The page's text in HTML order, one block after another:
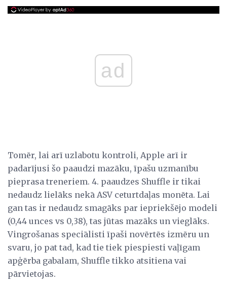
ad
Tomēr, lai arī uzlabotu kontroli, Apple arī ir
padarījusi šo paaudzi mazāku, īpašu uzmanību
pieprasa treneriem. 4. paaudzes Shuffle ir tikai
nedaudz lielāks nekā ASV ceturtdaļas monēta. Lai
gan tas ir nedaudz smagāks par iepriekšējo modeli
(0,44 unces vs 0,38), tas jūtas mazāks un vieglāks.
Vingrošanas speciālisti īpaši novērtēs izmēru un
svaru, jo pat tad, kad tie tiek piespiesti vaļīgam
apģērba gabalam, Shuffle tikko atsitiena vai
pārvietojas.